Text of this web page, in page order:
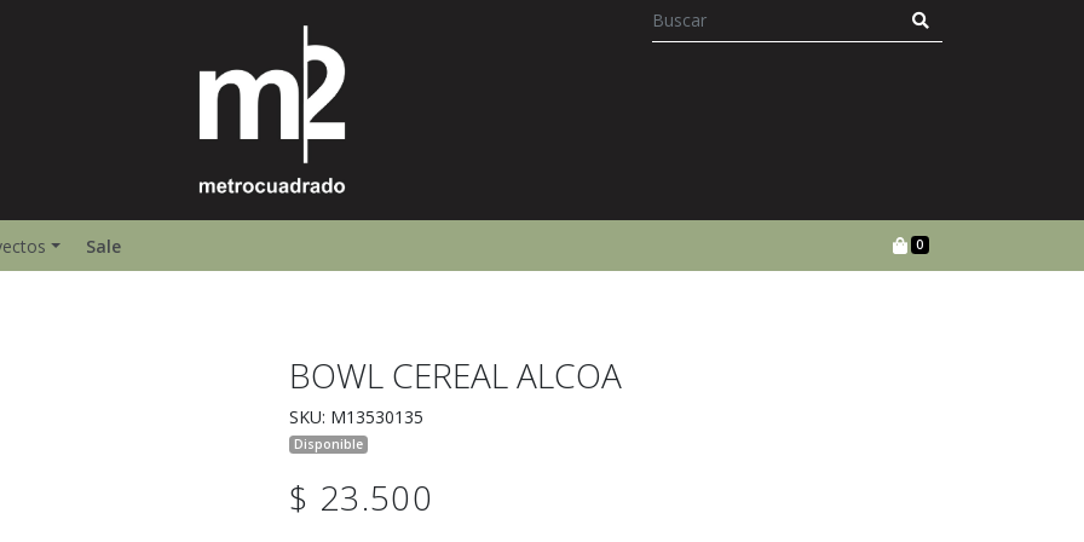
Sale 0
BOWL CEREAL ALCOA
SKU: M13530135
Disponible
$ 23.500